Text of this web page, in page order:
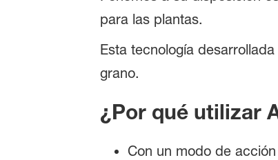
para las plantas.
Esta tecnología
grano.
¿Por qué utilizar
Con un modo de